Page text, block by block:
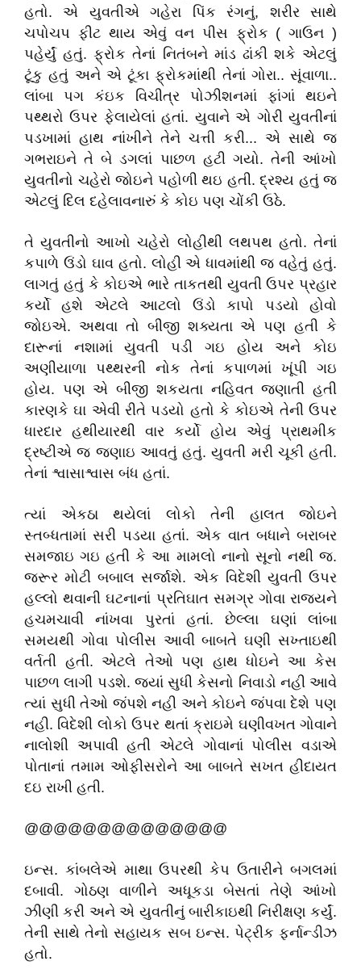
હતો. એ યુવતીએ ગહેરા પિંક રંગનું, શરીર સાથે
ચપોચપ ફીટ થાય એવું વન પીસ ફ્રોક ( ગાઉન )
પહેર્યું હતું. ફ્રોક તેનાં નિતંબને માંડ ઢાંકી શકે એટલું
ટૂંકુ હતું અને એ ટૂંકા ફ્રોકમાંથી તેનાં ગોરા.. સૂંવાળા..
લાંબા પગ કંઇક વિચીત્ર પોઝીશનમાં ફાંગાં થઇને
પથ્થરો ઉપર ફેલાયેલાં હતાં. યુવાને એ ગોરી યુવતીનાં
પડખામાં હાથ નાંખીને તેને ચત્તી કરી... એ સાથે જ
ગભરાઇને તે બે ડગલાં પાછળ હટી ગયો. તેની આંખો
યુવતીનો ચહેરો જોઇને પહોળી થઇ હતી. દ્રશ્ય હતું જ
એટલું દિલ દહેલાવનારું કે કોઇ પણ ચોંકી ઉઠે.
તે યુવતીનો આખો ચહેરો લોહીથી લથપથ હતો. તેનાં
કપાળે ઉંડો ઘાવ હતો. લોહી એ ધાવમાંથી જ વહેતું હતું.
લાગતું હતું કે કોઇએ ભારે તાકતથી યુવતી ઉપર પ્રહાર
કર્યો હશે એટલે આટલો ઉંડો કાપો પડયો હોવો
જોઇએ. અથવા તો બીજી શક્યતા એ પણ હતી કે
દારૂનાં નશામાં યુવતી પડી ગઇ હોય અને કોઇ
અણીયાળા પથ્થરની નોક તેનાં કપાળમાં ખૂંપી ગઇ
હોય. પણ એ બીજી શકયતા નહિવત જણાતી હતી
કારણકે ઘા એવી રીતે પડયો હતો કે કોઇએ તેની ઉપર
ધારદાર હથીયારથી વાર કર્યો હોય એવું પ્રાથમીક
દ્રષ્ટીએ જ જણાઇ આવતું હતું. યુવતી મરી ચૂકી હતી.
તેનાં શ્વાસાશ્વાસ બંધ હતાં.
ત્યાં એકઠા થયેલાં લોકો તેની હાલત જોઇને
સ્તબ્ધતામાં સરી પડયા હતાં. એક વાત બધાને બરાબર
સમજાઇ ગઇ હતી કે આ મામલો નાનો સૂનો નથી જ.
જરૂર મોટી બબાલ સર્જાશે. એક વિદેશી યુવતી ઉપર
હલ્લો થવાની ઘટનાનાં પ્રતિઘાત સમગ્ર ગોવા રાજ્યને
હચમચાવી નાંખવા પુરતાં હતાં. છેલ્લા ઘણાં લાંબા
સમયથી ગોવા પોલીસ આવી બાબતે ઘણી સખ્તાઇથી
વર્તતી હતી. એટલે તેઓ પણ હાથ ધોઇને આ કેસ
પાછળ લાગી પડશે. જ્યાં સુધી કેસનો નિવાડો નહી આવે
ત્યાં સુધી તેઓ જંપશે નહી અને કોઇને જંપવા દેશે પણ
નહી. વિદેશી લોકો ઉપર થતાં ક્રાઇમે ઘણીવખત ગોવાને
નાલોશી અપાવી હતી એટલે ગોવાનાં પોલીસ વડાએ
પોતાનાં તમામ ઓફીસરોને આ બાબતે સખત હીદાયત
દઇ રાખી હતી.
@@@@@@@@@@@@@@
ઇન્સ. કાંબલેએ માથા ઉપરથી કેપ ઉતારીને બગલમાં
દબાવી. ગોઠણ વાળીને અધૂકડા બેસતાં તેણે આંખો
ઝીણી કરી અને એ યુવતીનું બારીકાઇથી નિરીક્ષણ કર્યું.
તેની સાથે તેનો સહાયક સબ ઇન્સ. પેટ્રીક ફર્નાન્ડીઝ
હતો.